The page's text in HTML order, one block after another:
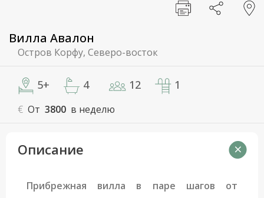
Вилла Авалон
Остров Корфу, Северо-восток
5+ 4 12 1
€ От 3800 в неделю
Описание
Прибрежная вилла в паре шагов от